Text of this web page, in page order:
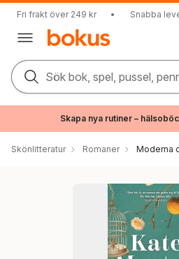
Fri frakt över 249 kr • Snabba
Sök bok, spel, pussel,
Skapa nya rutiner –
Skönlitteratur Romaner Moderna